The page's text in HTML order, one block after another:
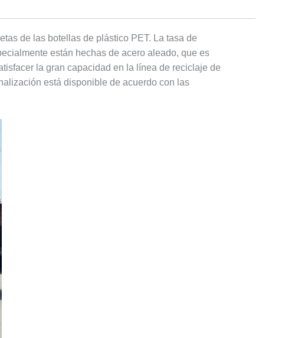
de las botellas de plástico PET. La tasa de
están hechas de acero aleado, que es
la gran capacidad en la línea de reciclaje de
está disponible de acuerdo con las